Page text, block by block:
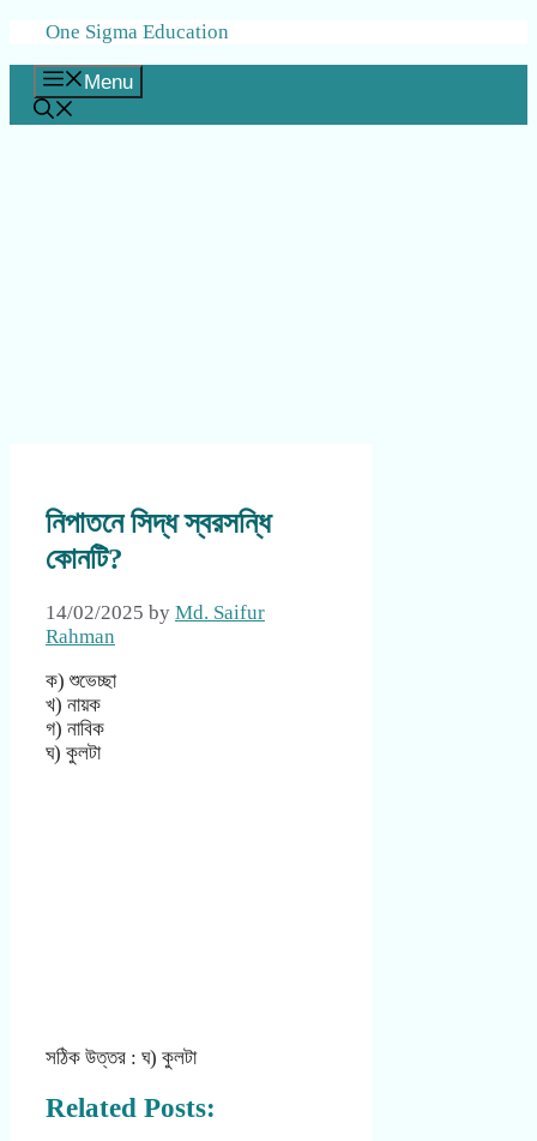
Skip
content
One Sigma Education
Menu
নিপাতনে সিদ্ধ স্বরসন্ধি
কোনটি?
14/02/2025 by Md. Saifur
Rahman
ক) শুভেচ্ছা
খ) নায়ক
গ) নাবিক
ঘ) কুলটা
সঠিক উত্তর : ঘ) কুলটা
Related Posts: